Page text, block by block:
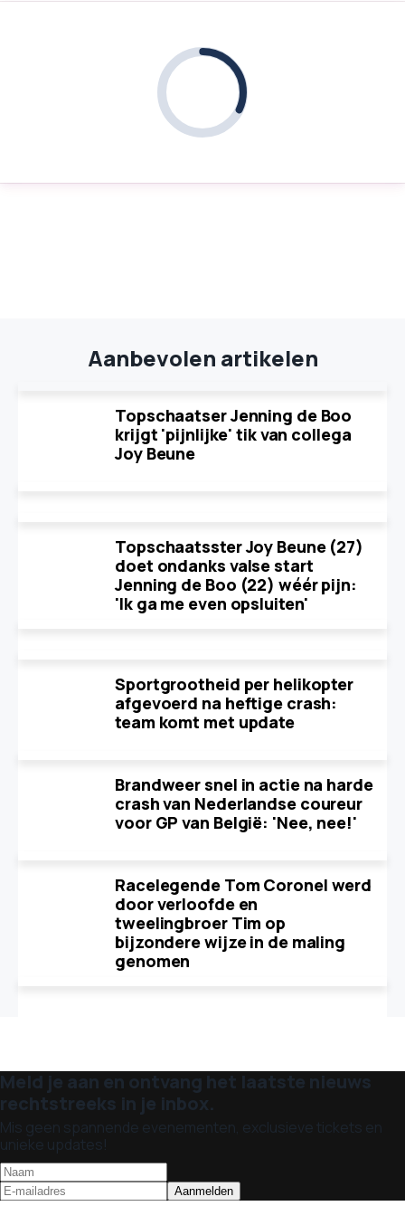
Aanbevolen artikelen
Topschaatser Jenning de Boo
krijgt 'pijnlijke' tik van collega
Joy Beune
Topschaatsster Joy Beune (27)
doet ondanks valse start
Jenning de Boo (22) wéér pijn:
'Ik ga me even opsluiten'
Sportgrootheid per helikopter
afgevoerd na heftige crash:
team komt met update
Brandweer snel in actie na harde
crash van Nederlandse coureur
voor GP van België: 'Nee, nee!'
Racelegende Tom Coronel werd
door verloofde en
tweelingbroer Tim op
bijzondere wijze in de maling
genomen
Meld je aan en ontvang het laatste nieuws
rechtstreeks in je inbox.
Mis geen spannende evenementen, exclusieve tickets en
unieke updates!